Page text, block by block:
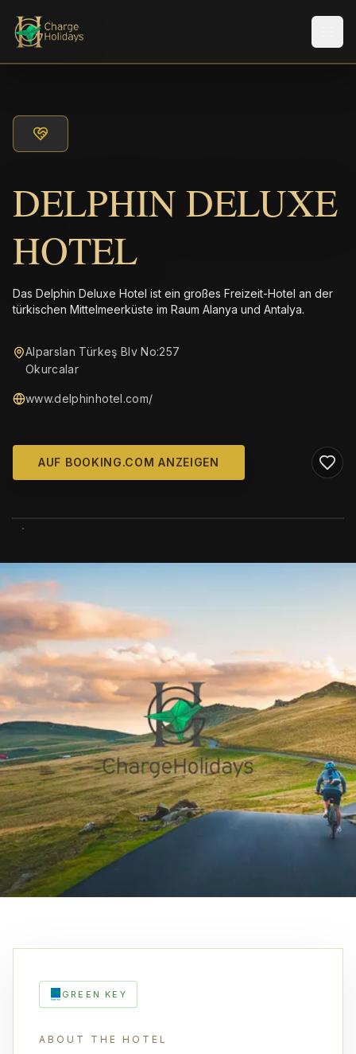
DELPHIN DELUXE
HOTEL
Das Delphin Deluxe Hotel ist ein großes Freizeit-Hotel an der
türkischen Mittelmeerküste im Raum Alanya und Antalya.
Alparslan Türkeş Blv No:257
Okurcalar
www.delphinhotel.com/
AUF BOOKING.COM ANZEIGEN
GREEN KEY
ABOUT THE HOTEL